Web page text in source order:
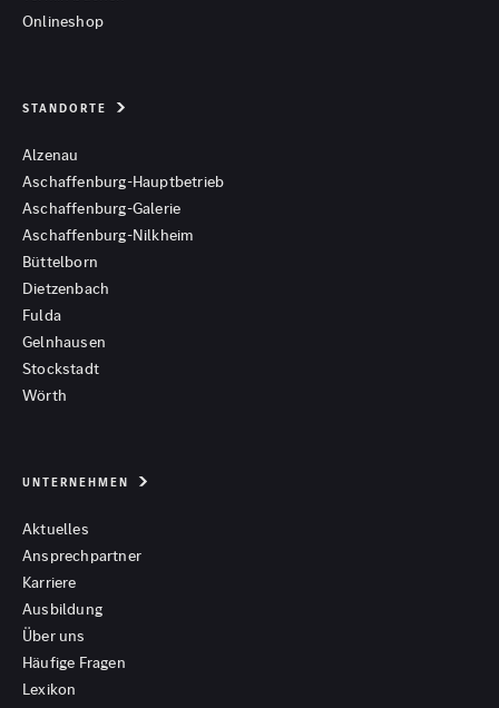
Onlineshop
STANDORTE
Alzenau
Aschaffenburg-Hauptbetrieb
Aschaffenburg-Galerie
Aschaffenburg-Nilkheim
Büttelborn
Dietzenbach
Fulda
Gelnhausen
Stockstadt
Wörth
UNTERNEHMEN
Aktuelles
Ansprechpartner
Karriere
Ausbildung
Über uns
Häufige Fragen
Lexikon